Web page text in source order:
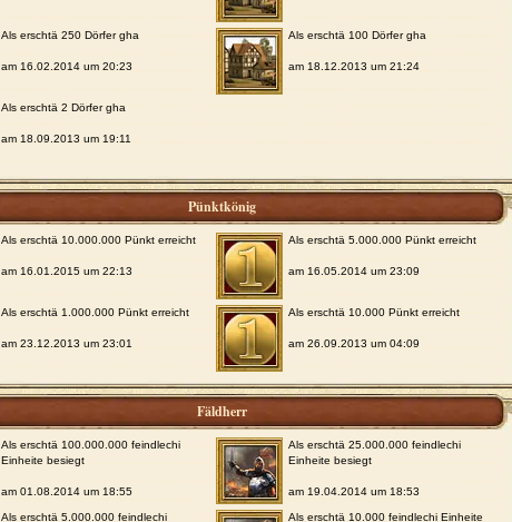
Als erschtä 250 Dörfer gha
am 16.02.2014 um 20:23
Als erschtä 100 Dörfer gha
am 18.12.2013 um 21:24
Als erschtä 2 Dörfer gha
am 18.09.2013 um 19:11
Pünktkönig
Als erschtä 10.000.000 Pünkt erreicht
am 16.01.2015 um 22:13
Als erschtä 5.000.000 Pünkt erreicht
am 16.05.2014 um 23:09
Als erschtä 1.000.000 Pünkt erreicht
am 23.12.2013 um 23:01
Als erschtä 10.000 Pünkt erreicht
am 26.09.2013 um 04:09
Fäldherr
Als erschtä 100.000.000 feindlechi
Einheite besiegt
am 01.08.2014 um 18:55
Als erschtä 25.000.000 feindlechi
Einheite besiegt
am 19.04.2014 um 18:53
Als erschtä 5.000.000 feindlechi Als erschtä 10.000 feindlechi Einheite